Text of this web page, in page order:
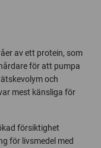
av ett protein, som
för att pumpa
och
mest känsliga för
försiktighet
för livsmedel med